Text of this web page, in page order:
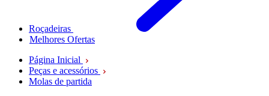
Roçadeiras
Melhores Ofertas
Página Inicial
Peças e acessórios
Molas de partida